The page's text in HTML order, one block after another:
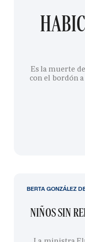
Es la muerte
con el bordón
NIÑOS SIN
BERTA GONZÁLEZ